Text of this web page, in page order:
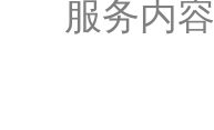
服务内容